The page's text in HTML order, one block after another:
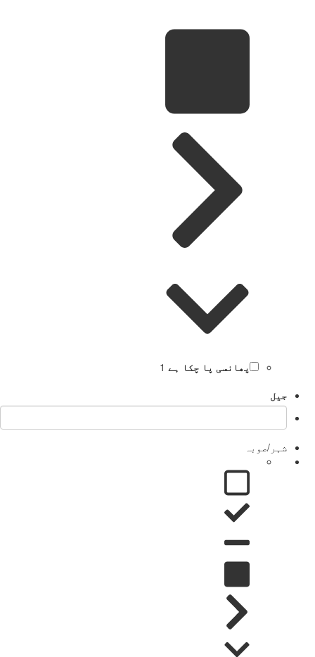
پھانسی پا چکا ہے
1
جیل
شہر/صوبہ